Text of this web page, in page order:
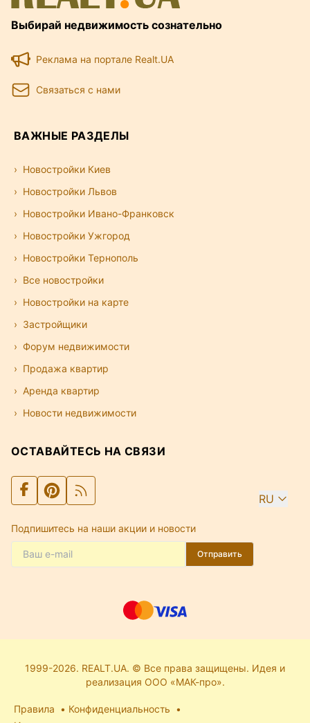
Выбирай недвижимость сознательно
Реклама на портале Realt.UA
Связаться с нами
ВАЖНЫЕ РАЗДЕЛЫ
Новостройки Киев
Новостройки Львов
Новостройки Ивано-Франковск
Новостройки Ужгород
Новостройки Тернополь
Все новостройки
Новостройки на карте
Застройщики
Форум недвижимости
Продажа квартир
Аренда квартир
Новости недвижимости
ОСТАВАЙТЕСЬ НА СВЯЗИ
RU
Подпишитесь на наши акции и новости
Отправить
1999-2026. REALT.UA. © Все права защищены. Идея и
реализация ООО «МАК-про».
Правила
Конфиденциальность